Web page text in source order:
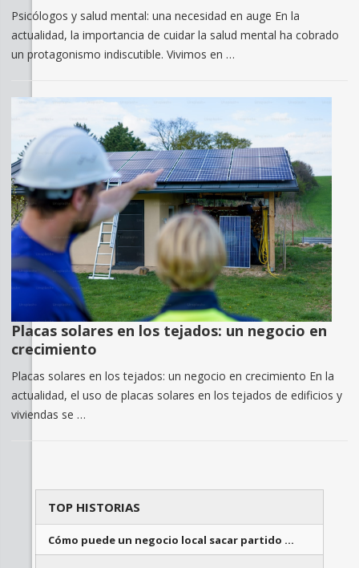
Psicólogos y salud mental: una necesidad en auge En la
actualidad, la importancia de cuidar la salud mental ha cobrado
un protagonismo indiscutible. Vivimos en …
Placas solares en los tejados: un negocio en
crecimiento
Placas solares en los tejados: un negocio en crecimiento En la
actualidad, el uso de placas solares en los tejados de edificios y
viviendas se …
TOP HISTORIAS
Cómo puede un negocio local sacar partido …